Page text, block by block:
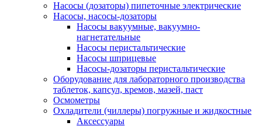
Насосы (дозаторы) пипеточные электрические
Насосы, насосы-дозаторы
Насосы вакуумные, вакуумно-
нагнетательные
Насосы перистальтические
Насосы шприцевые
Насосы-дозаторы перистальтические
Оборудование для лабораторного производства
таблеток, капсул, кремов, мазей, паст
Осмометры
Охладители (чиллеры) погружные и жидкостные
Аксессуары